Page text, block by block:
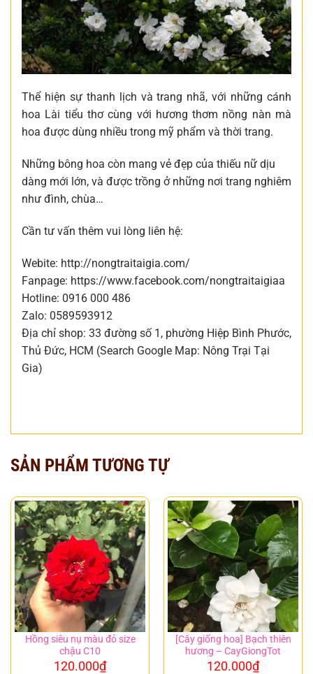
Thể hiện sự thanh lịch và trang nhã, với những cánh
hoa Lài tiểu thơ cùng với hương thơm nồng nàn mà
hoa được dùng nhiều trong mỹ phẩm và thời trang.
Những bông hoa còn mang vẻ đẹp của thiếu nữ dịu
dàng mới lớn, và được trồng ở những nơi trang nghiêm
như đình, chùa…
Cần tư vấn thêm vui lòng liên hệ:
Webite: http://nongtraitaigia.com/
Fanpage: https://www.facebook.com/nongtraitaigiaa
Hotline: 0916 000 486
Zalo: 0589593912
Địa chỉ shop: 33 đường số 1, phường Hiệp Bình Phước,
Thủ Đức, HCM (Search Google Map: Nông Trại Tại
Gia)
SẢN PHẨM TƯƠNG TỰ
Hồng siêu nụ màu đỏ size
chậu C10
120.000₫
[Cây giống hoa] Bạch thiên
hương – CayGiongTot
120.000₫